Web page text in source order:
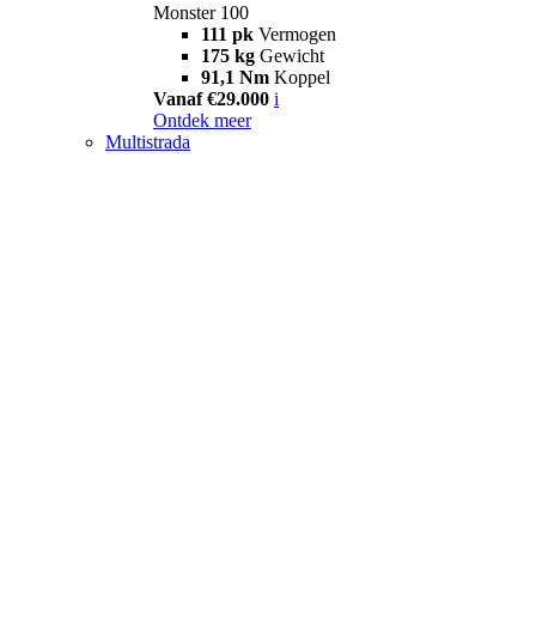
Monster 100
111 pk Vermogen
175 kg Gewicht
91,1 Nm Koppel
Vanaf €29.000 i
Ontdek meer
Multistrada